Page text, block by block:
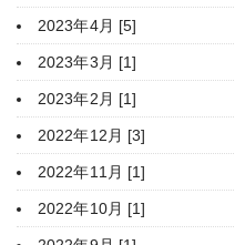
2023年4月 [5]
2023年3月 [1]
2023年2月 [1]
2022年12月 [3]
2022年11月 [1]
2022年10月 [1]